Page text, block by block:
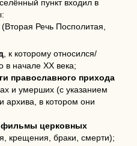
пункт входил в
Речь Посполитая,
, к которому относился/
в начале XX века;
православного прихода
и умерших (с указанием
архива, в котором они
церковных
крещения, браки, смерти);